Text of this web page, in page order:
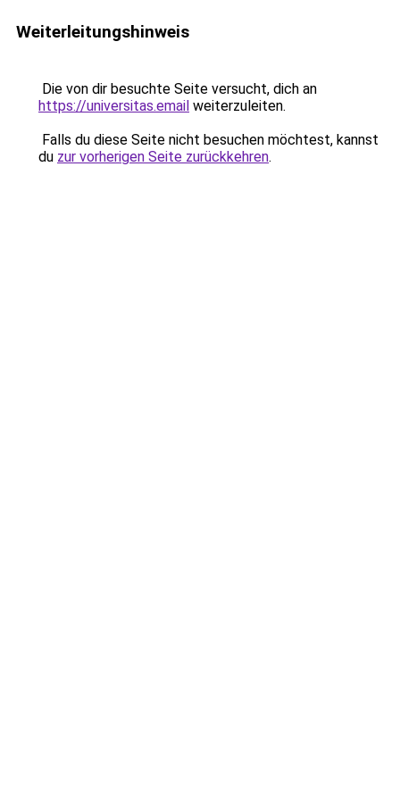
Weiterleitungshinweis
Die von dir besuchte Seite versucht, dich an
https://universitas.email weiterzuleiten.
Falls du diese Seite nicht besuchen möchtest, kannst
du zur vorherigen Seite zurückkehren.